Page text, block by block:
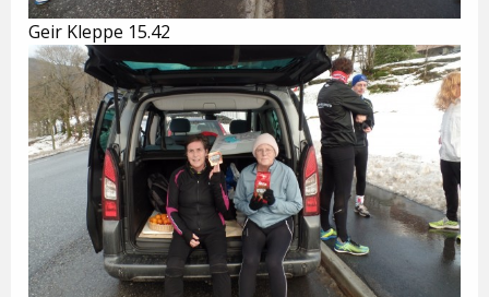
Geir Kleppe 15.42